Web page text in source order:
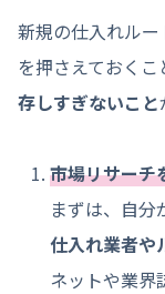
新規の仕入れル
を押さえておくこ
存しすぎないこと
市場リサーチ
まずは、自分
仕入れ業者や
ネットや業界